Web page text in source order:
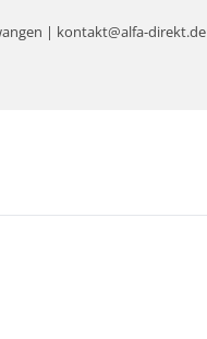
| kontakt@alfa-direkt.de